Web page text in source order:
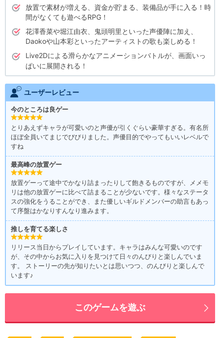
放置で素材が増える、資金が貯まる、装備品が手に入る！時
間がなくても遊べるRPG！
花澤香菜や堀江由衣、鬼頭明里といった声優陣に加え、
Daokoや山本彩といったアーティストの歌も楽しめる！
Live2Dによる滑らかなアニメーションバトルが、画面いっ
ぱいに展開される！
ユーザーレビュー
今のところは良ゲー
とりあえずキャラが可愛いのと声優が引くぐらい豪華すぎる。有名所
ほぼ全員いてまじでびびりました。声優目的でやってもいいレベルで
すね
最高峰の放置ゲー
放置ゲーって途中でかなり詰まったりして飽きるものですが、メメモ
リは他の放置ゲーに比べて詰まることが少ないです。様々なステータ
スの強化をうることができ、また優しいギルドメンバーの助言もあっ
て序盤はかなりすんなり進みます。
推しを育てる楽しさ
リリース当日からプレイしています。キャラはみんな可愛いのです
が、その中からお気に入りを見つけて日々のんびりと楽しんでいま
す。 ストーリーの先が知りたいとは思いつつ、のんびりと楽しんで
います♪
このゲームを遊ぶ